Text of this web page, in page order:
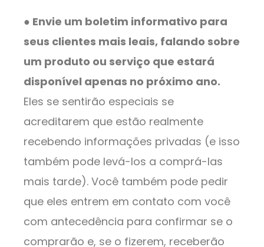
● Envie um boletim informativo para
seus clientes mais leais, falando sobre
um produto ou serviço que estará
disponível apenas no próximo ano.
Eles se sentirão especiais se
acreditarem que estão realmente
recebendo informações privadas (e isso
também pode levá-los a comprá-las
mais tarde). Você também pode pedir
que eles entrem em contato com você
com antecedência para confirmar se o
comprarão e, se o fizerem, receberão